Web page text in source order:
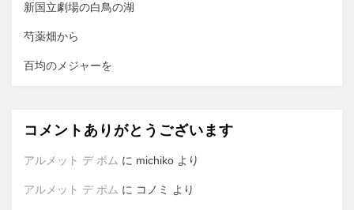
新国立劇場の白鳥の湖
芍薬畑から
百均のメジャーを
コメントありがとうございます
アルメット デ ポム に michiko より
アルメット デ ポム に コノミ より